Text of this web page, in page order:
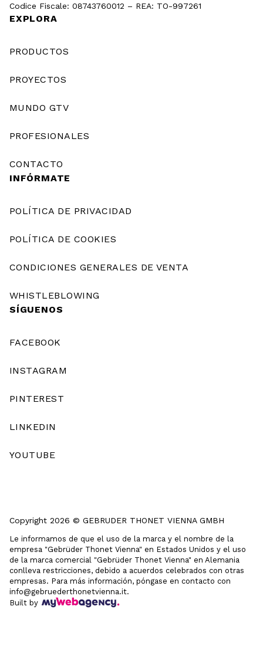
Codice Fiscale: 08743760012 – REA: TO-997261
EXPLORA
PRODUCTOS
PROYECTOS
MUNDO GTV
PROFESIONALES
CONTACTO
INFÓRMATE
POLÍTICA DE PRIVACIDAD
POLÍTICA DE COOKIES
CONDICIONES GENERALES DE VENTA
WHISTLEBLOWING
SÍGUENOS
FACEBOOK
INSTAGRAM
PINTEREST
LINKEDIN
YOUTUBE
Copyright 2026 © GEBRUDER THONET VIENNA GMBH
Le informamos de que el uso de la marca y el nombre de la
empresa "Gebrüder Thonet Vienna" en Estados Unidos y el uso
de la marca comercial "Gebrüder Thonet Vienna" en Alemania
conlleva restricciones, debido a acuerdos celebrados con otras
empresas. Para más información, póngase en contacto con
info@gebruederthonetvienna.it.
Built by